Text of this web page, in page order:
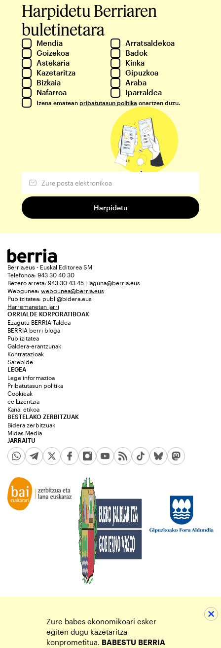
Harpidetu Berriaren
buletinetara
Mendia
Arratsaldekoa
Goizekoa
Badok
Astekaria
Kinka
Kazetaritza
Gipuzkoa
Bizkaia
Araba
Nafarroa
Iparraldea
Izena ematean pribatutasun politika onartzen duzu.
Berria.eus - Euskal Editorea SM
Telefonoa: 943 30 40 30
Bezero arreta: 943 30 43 45 | laguna@berria.eus
Webgunea: webgunea@berria.eus
Publizitatea: publi@bidera.eus
Harremanetan jarri
ORRIALDE KORPORATIBOAK
Ezagutu BERRIA Taldea
BERRIA berri bloga
Publizitatea
Galdera-erantzunak
Kontratazioak
Sarebide
JARRAITU
LEGEA
Lege informazioa
Pribatutasun politika
Cookieak
cc Lizentzia
Kanal etikoa
BESTELAKO ZERBITZUAK
Bidera zerbitzuak
Midas Media
Zure babes ekonomikoari esker
egiten dugu kazetaritza
konprometitua. BABESTU BERRIA